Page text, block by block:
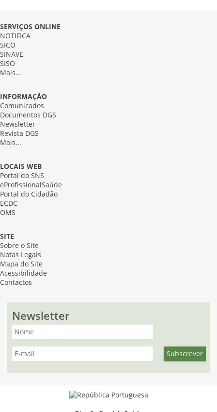
SERVIÇOS ONLINE
NOTIFICA
SICO
SINAVE
SISO
Mais...
INFORMAÇÃO
Comunicados
Documentos DGS
Newsletter
Revista DGS
Mais...
LOCAIS WEB
Portal do SNS
eProfissionalSaúde
Portal do Cidadão
ECDC
OMS
SITE
Sobre o Site
Notas Legais
Mapa do Site
Acessibilidade
Contactos
Newsletter